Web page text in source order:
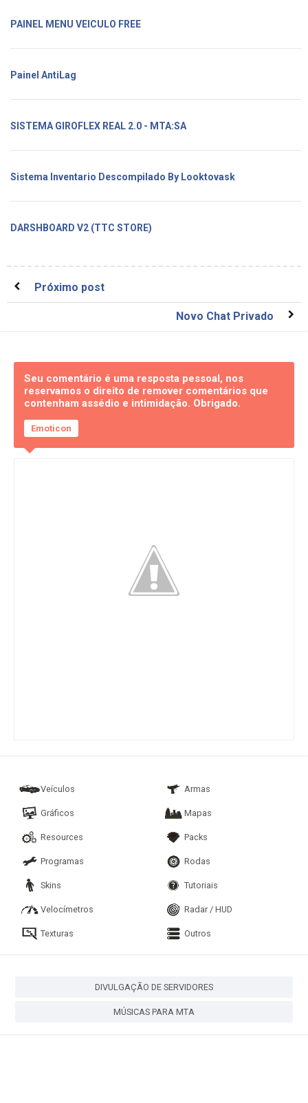
PAINEL MENU VEICULO FREE
Painel AntiLag
SISTEMA GIROFLEX REAL 2.0 - MTA:SA
Sistema Inventario Descompilado By Looktovask
DARSHBOARD V2 (TTC STORE)
Próximo post
Novo Chat Privado
Seu comentário é uma resposta pessoal, nos
reservamos o direito de remover comentários que
contenham assédio e intimidação. Obrigado.
Emoticon
Veículos Armas
Gráficos Mapas
Resources Packs
Programas Rodas
Skins Tutoriais
Velocímetros Radar / HUD
Texturas Outros
DIVULGAÇÃO DE SERVIDORES
MÚSICAS PARA MTA